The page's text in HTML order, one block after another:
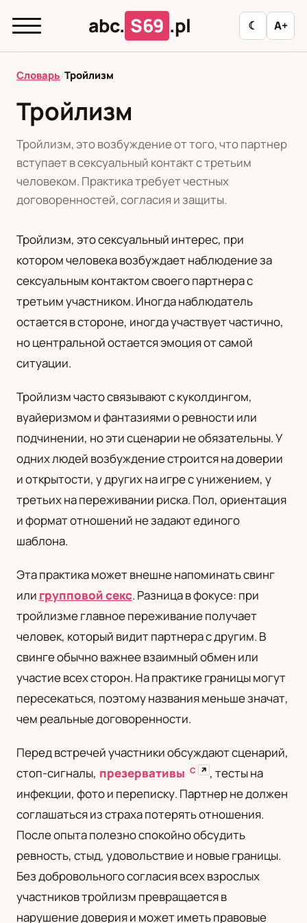
abc. S69 .pl ☾ A+
abc.
Л
М Н О П Р С Т
У
Ф
Ц Ш Э
Редакционная политика
Polski
RU
Русский
UA
Українська
Словарь/Тройлизм
Тройлизм
Тройлизм, это возбуждение от того, что партнер
вступает в сексуальный контакт с третьим
человеком. Практика требует честных
договоренностей, согласия и защиты.
Тройлизм, это сексуальный интерес, при
котором человека возбуждает наблюдение за
сексуальным контактом своего партнера с
третьим участником. Иногда наблюдатель
остается в стороне, иногда участвует частично,
но центральной остается эмоция от самой
ситуации.
Тройлизм часто связывают с куколдингом,
вуайеризмом и фантазиями о ревности или
подчинении, но эти сценарии не обязательны. У
одних людей возбуждение строится на доверии
и открытости, у других на игре с унижением, у
третьих на переживании риска. Пол, ориентация
и формат отношений не задают единого
шаблона.
Эта практика может внешне напоминать свинг
или групповой секс. Разница в фокусе: при
тройлизме главное переживание получает
человек, который видит партнера с другим. В
свинге обычно важнее взаимный обмен или
участие всех сторон. На практике границы могут
пересекаться, поэтому названия меньше значат,
чем реальные договоренности.
Перед встречей участники обсуждают сценарий,
стоп-сигналы, презервативы С ↗ , тесты на
инфекции, фото и переписку. Партнер не должен
соглашаться из страха потерять отношения.
После опыта полезно спокойно обсудить
ревность, стыд, удовольствие и новые границы.
Без добровольного согласия всех взрослых
участников тройлизм превращается в
нарушение доверия и может иметь правовые